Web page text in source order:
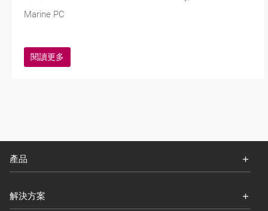
Marine PC
閱讀更多
產品
解決方案